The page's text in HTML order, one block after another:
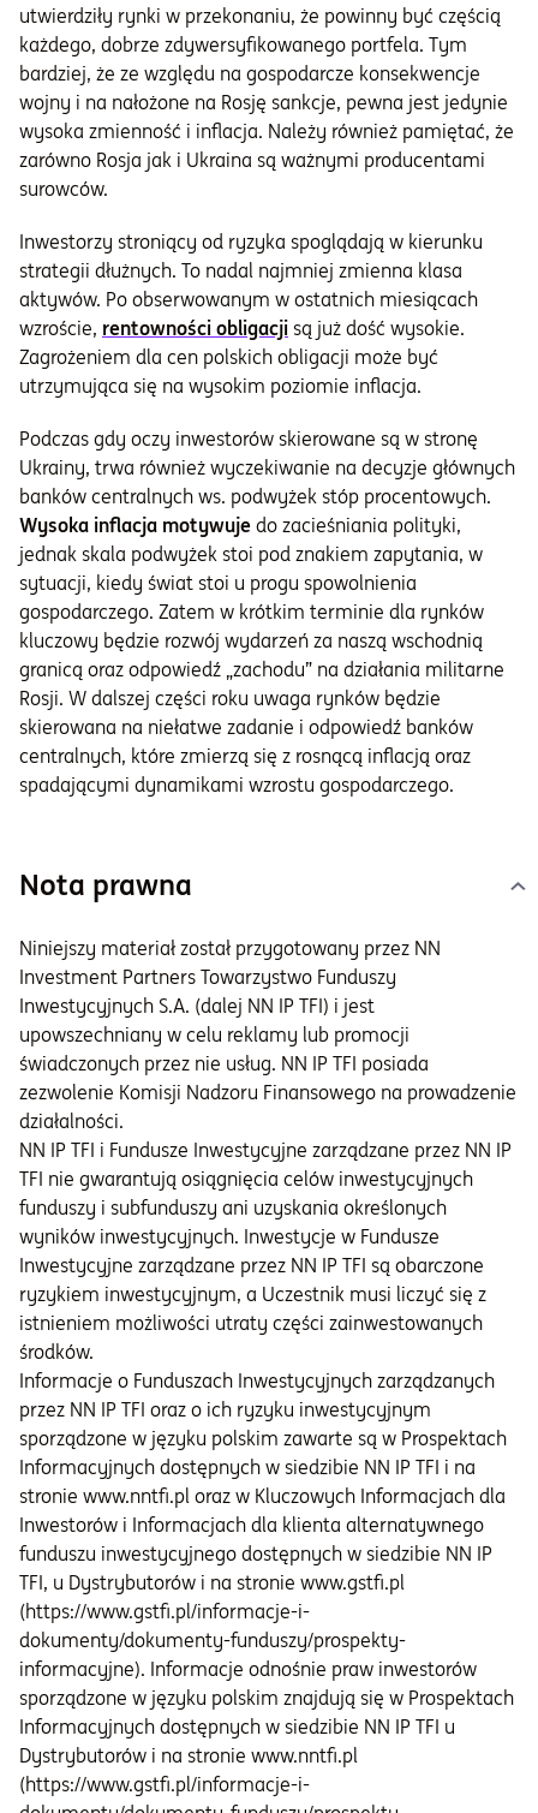
utwierdziły rynki w przekonaniu, że powinny być częścią
każdego, dobrze zdywersyfikowanego portfela. Tym
bardziej, że ze względu na gospodarcze konsekwencje
wojny i na nałożone na Rosję sankcje, pewna jest jedynie
wysoka zmienność i inflacja. Należy również pamiętać, że
zarówno Rosja jak i Ukraina są ważnymi producentami
surowców.
Inwestorzy stroniący od ryzyka spoglądają w kierunku
strategii dłużnych. To nadal najmniej zmienna klasa
aktywów. Po obserwowanym w ostatnich miesiącach
wzroście, rentowności obligacji są już dość wysokie.
Zagrożeniem dla cen polskich obligacji może być
utrzymująca się na wysokim poziomie inflacja.
Podczas gdy oczy inwestorów skierowane są w stronę
Ukrainy, trwa również wyczekiwanie na decyzje głównych
banków centralnych ws. podwyżek stóp procentowych.
Wysoka inflacja motywuje do zacieśniania polityki,
jednak skala podwyżek stoi pod znakiem zapytania, w
sytuacji, kiedy świat stoi u progu spowolnienia
gospodarczego. Zatem w krótkim terminie dla rynków
kluczowy będzie rozwój wydarzeń za naszą wschodnią
granicą oraz odpowiedź „zachodu” na działania militarne
Rosji. W dalszej części roku uwaga rynków będzie
skierowana na niełatwe zadanie i odpowiedź banków
centralnych, które zmierzą się z rosnącą inflacją oraz
spadającymi dynamikami wzrostu gospodarczego.
Nota prawna
Niniejszy materiał został przygotowany przez NN
Investment Partners Towarzystwo Funduszy
Inwestycyjnych S.A. (dalej NN IP TFI) i jest
upowszechniany w celu reklamy lub promocji
świadczonych przez nie usług. NN IP TFI posiada
zezwolenie Komisji Nadzoru Finansowego na prowadzenie
działalności.
NN IP TFI i Fundusze Inwestycyjne zarządzane przez NN IP
TFI nie gwarantują osiągnięcia celów inwestycyjnych
funduszy i subfunduszy ani uzyskania określonych
wyników inwestycyjnych. Inwestycje w Fundusze
Inwestycyjne zarządzane przez NN IP TFI są obarczone
ryzykiem inwestycyjnym, a Uczestnik musi liczyć się z
istnieniem możliwości utraty części zainwestowanych
środków.
Informacje o Funduszach Inwestycyjnych zarządzanych
przez NN IP TFI oraz o ich ryzyku inwestycyjnym
sporządzone w języku polskim zawarte są w Prospektach
Informacyjnych dostępnych w siedzibie NN IP TFI i na
stronie www.nntfi.pl oraz w Kluczowych Informacjach dla
Inwestorów i Informacjach dla klienta alternatywnego
funduszu inwestycyjnego dostępnych w siedzibie NN IP
TFI, u Dystrybutorów i na stronie www.gstfi.pl
(https://www.gstfi.pl/informacje-i-
dokumenty/dokumenty-funduszy/prospekty-
informacyjne). Informacje odnośnie praw inwestorów
sporządzone w języku polskim znajdują się w Prospektach
Informacyjnych dostępnych w siedzibie NN IP TFI u
Dystrybutorów i na stronie www.nntfi.pl
(https://www.gstfi.pl/informacje-i-